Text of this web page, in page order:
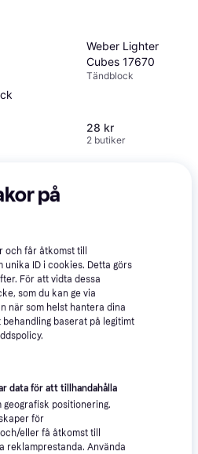
Weber Lighter
Cubes 17670
Tändblock
28 kr
2 butiker
MayaSticks Small
Bundle 2 Pinnar
Tändblock
på
och får åtkomst till
unika ID i cookies. Detta görs
För att vidta dessa
som du kan ge via
när som helst hantera dina
baserat på legitimt
data för att tillhandahålla
positionering.
för
eller få åtkomst till
reklamprestanda. Använda